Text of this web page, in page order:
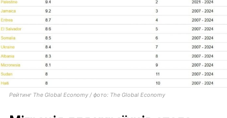
Рейтинг The Global Economy / фото: The Global Economy